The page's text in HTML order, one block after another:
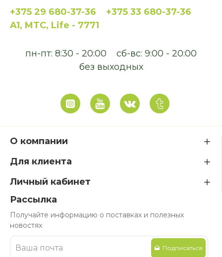
+375 29 680-37-36
+375 33 680-37-36
A1, MTC, Life - 7771
пн-пт: 8:30 - 20:00
сб-вс: 9:00 - 20:00
без выходных
О компании
Для клиента
Личный кабинет
Рассылка
Получайте информацию о поставках и полезных
новостях
Подписаться